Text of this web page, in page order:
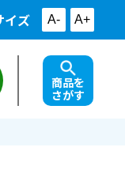
イズ A- A+
商品を
さがす